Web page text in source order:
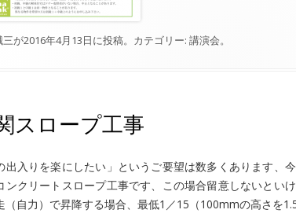
三が2016年4月13日に投稿。カテゴリー: 講演会。
スロープ工事
出入りを楽にしたい」というご要望は数多くあります、
ンクリートスロープ工事です、この場合留意しないとい
（自力）で昇降する場合、最低1／15（100mmの高さを